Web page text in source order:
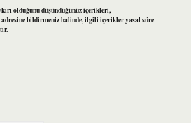
olduğunu düşündüğünüz içerikleri,
adresine bildirmeniz halinde, ilgili içerikler yasal süre